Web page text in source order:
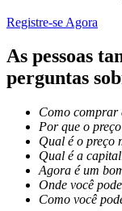
Guia
Guia para
Registre-se Agora
As pessoas
perguntas
Como
Por que o
Qual é o preço
Qual é a
Agora é um
Onde você
Como você